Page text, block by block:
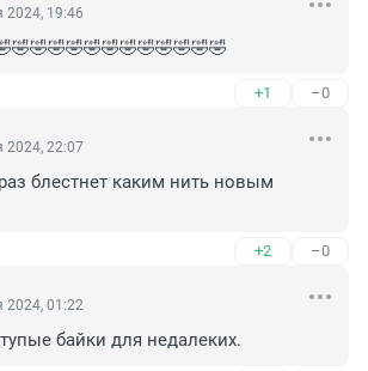
2024, 19:46
+1 –0
2024, 22:07
блестнет каким нить новым
+2 –0
2024, 01:22
байки для недалеких.